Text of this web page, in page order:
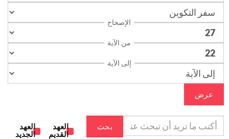
الإصحاح
من الآية
إلى الآية
عرض
بحث
العهد
القديم
العهد
الجديد